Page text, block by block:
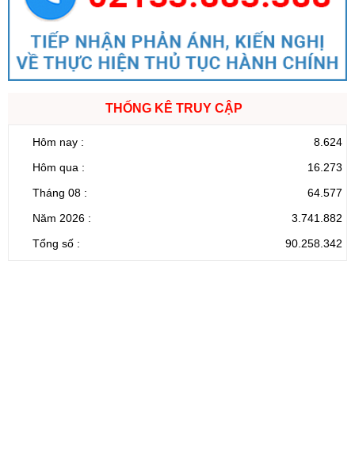
THỐNG KÊ TRUY CẬP
Hôm nay :
8.624
Hôm qua :
16.273
Tháng 08 :
64.577
Năm 2026 :
3.741.882
Tổng số :
90.258.342